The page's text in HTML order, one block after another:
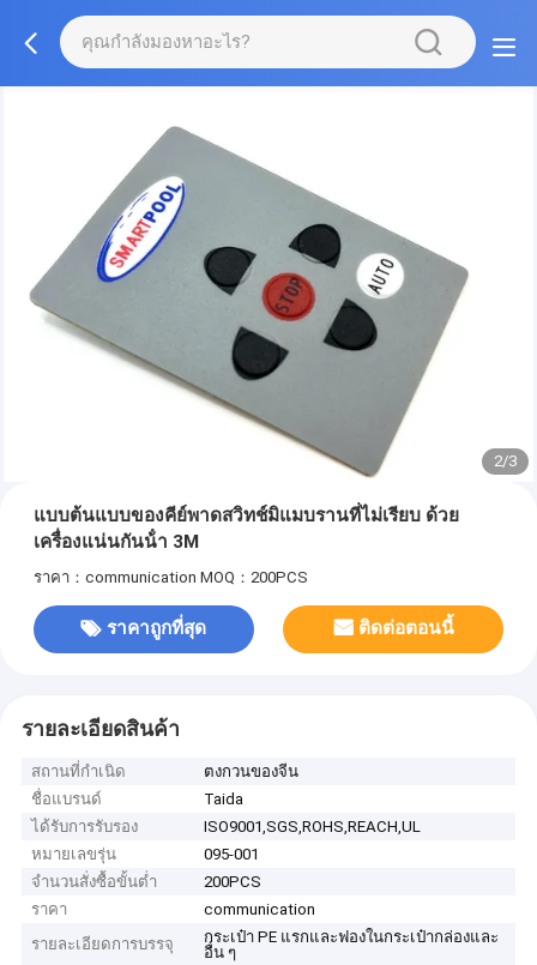
2/3
แบบต้นแบบของคีย์พาดสวิทช์มิแมบรานที่ไม่เรียบ ด้วย
เครื่องแน่นกันน้ํา 3M
ราคา：communication MOQ：200PCS
ราคาถูกที่สุด ติดต่อตอนนี้
รายละเอียดสินค้า
สถานที่กำเนิด
ตงกวนของจีน
ชื่อแบรนด์
Taida
ได้รับการรับรอง
ISO9001,SGS,ROHS,REACH,UL
หมายเลขรุ่น
095-001
จำนวนสั่งซื้อขั้นต่ำ
200PCS
ราคา
communication
รายละเอียดการบรรจุ
กระเป๋า PE แรกและฟองในกระเป๋ากล่องและ
อื่น ๆ